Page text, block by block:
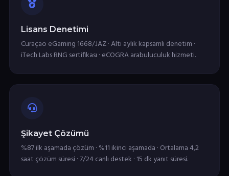
Lisans Denetimi
Curaçao eGaming 1668/JAZ · Altı aylık kapsamlı denetim ·
iTech Labs RNG sertifikası · eCOGRA arabuluculuk hizmeti.
Şikayet Çözümü
%87 ilk aşamada çözüm · %11 ikinci aşamada · Ortalama 4,2
saat çözüm süresi · 7/24 canlı destek · 15 dk yanıt süresi.